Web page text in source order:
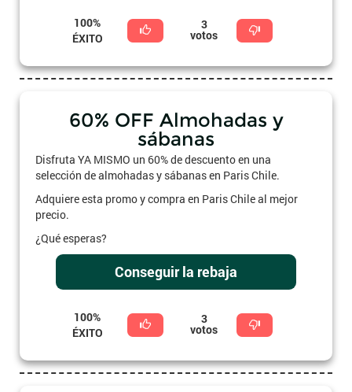
100%
ÉXITO
3
votos
60% OFF Almohadas y
sábanas
Disfruta YA MISMO un 60% de descuento en una
selección de almohadas y sábanas en Paris Chile.
Adquiere esta promo y compra en Paris Chile al mejor
precio.
¿Qué esperas?
Conseguir la rebaja
100%
ÉXITO
3
votos